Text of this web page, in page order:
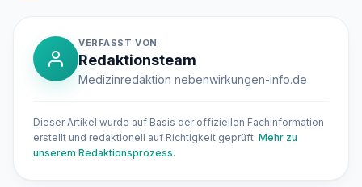
VERFASST VON
Redaktionsteam
Medizinredaktion nebenwirkungen-info.de
Dieser Artikel wurde auf Basis der offiziellen Fachinformation
erstellt und redaktionell auf Richtigkeit geprüft. Mehr zu
unserem Redaktionsprozess.